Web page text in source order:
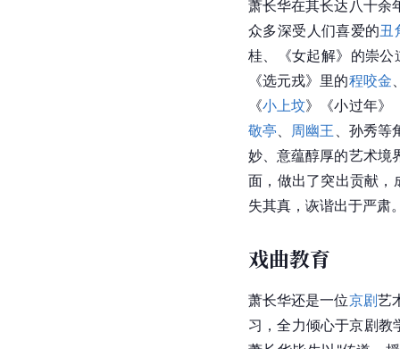
萧长华在其长达八十余
众多深受人们喜爱的丑
桂、《女起解》的崇公
《选元戎》里的程咬金
《小上坟》《小过年》
敬亭
周幽王 、孙秀等
妙、意蕴醇厚的艺术境
面，做出了突出贡献，
失其真，诙谐出于严肃
戏曲教育
萧长华还是一位京剧艺
习，全力倾心于京剧